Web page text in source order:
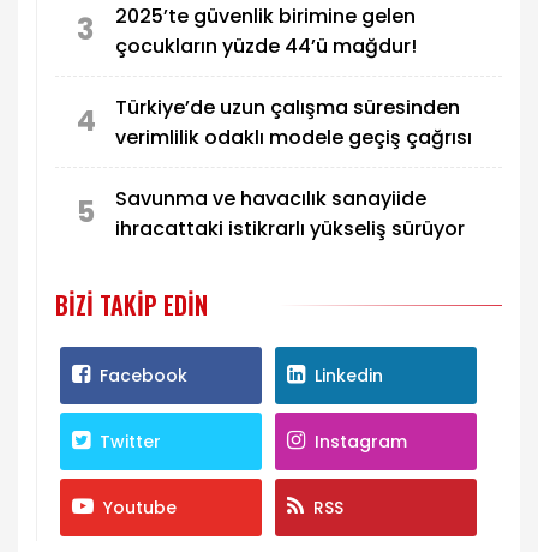
3
2025’te güvenlik birimine gelen
çocukların yüzde 44’ü mağdur!
4
Türkiye’de uzun çalışma süresinden
verimlilik odaklı modele geçiş çağrısı
5
Savunma ve havacılık sanayiide
ihracattaki istikrarlı yükseliş sürüyor
BIZI TAKIP EDIN
Facebook Linkedin
Twitter Instagram
Youtube RSS